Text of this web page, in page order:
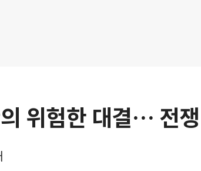
위험한 대결… 전